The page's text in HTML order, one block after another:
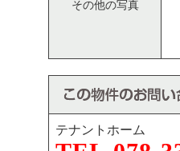
その他の写真
テナントホーム